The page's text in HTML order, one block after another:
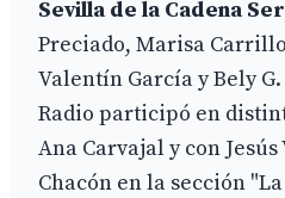
Sevilla de la Cadena Ser
Preciado, Marisa
Valentín García y Bely
Radio participó en
Ana Carvajal y con
Chacón en la sección